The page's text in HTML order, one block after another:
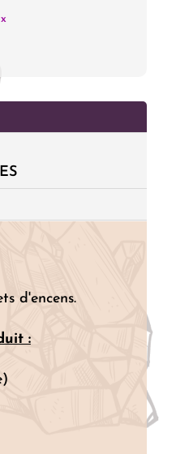
d'encens.
: